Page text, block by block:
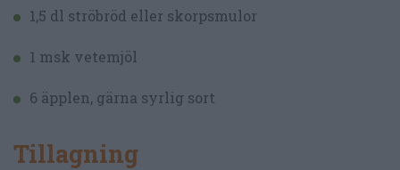
1,5 dl ströbröd eller skorpsmulor
1 msk vetemjöl
6 äpplen, gärna syrlig sort
Tillagning